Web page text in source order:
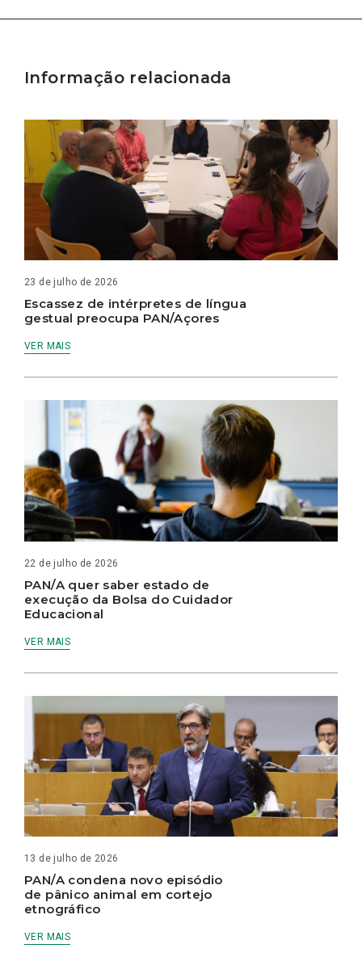
Informação relacionada
23 de julho de 2026
Escassez de intérpretes de língua
gestual preocupa PAN/Açores
VER MAIS
22 de julho de 2026
PAN/A quer saber estado de
execução da Bolsa do Cuidador
Educacional
VER MAIS
13 de julho de 2026
PAN/A condena novo episódio
de pânico animal em cortejo
etnográfico
VER MAIS